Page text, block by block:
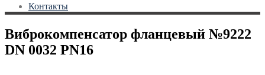
Контакты
Виброкомпенсатор фланцевый №9222
DN 0032 PN16